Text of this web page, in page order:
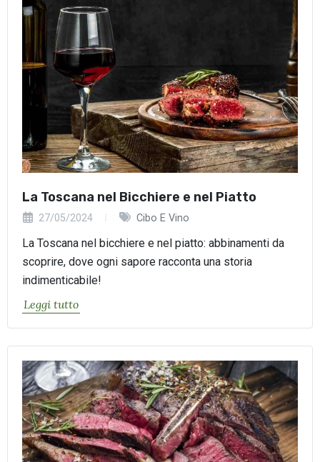
La Toscana nel Bicchiere e nel Piatto
27/05/2024 Cibo E Vino
La Toscana nel bicchiere e nel piatto: abbinamenti da
scoprire, dove ogni sapore racconta una storia
indimenticabile!
Leggi tutto